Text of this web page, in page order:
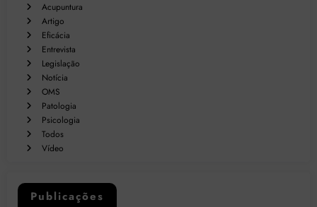
Acupuntura
Artigo
Eficácia
Entrevista
Legislação
Notícia
OMS
Patologia
Psicologia
Todos
Vídeo
Publicações